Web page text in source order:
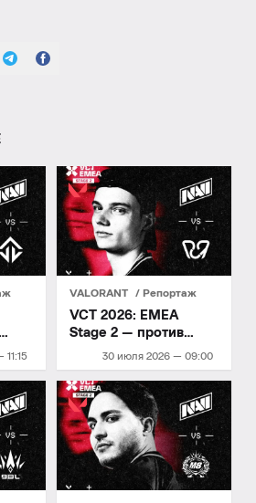
VALORANT Репортаж
30 июля 2026 — 09:00
VCT 2026: EMEA
Stage 2 — против
PCiFIC